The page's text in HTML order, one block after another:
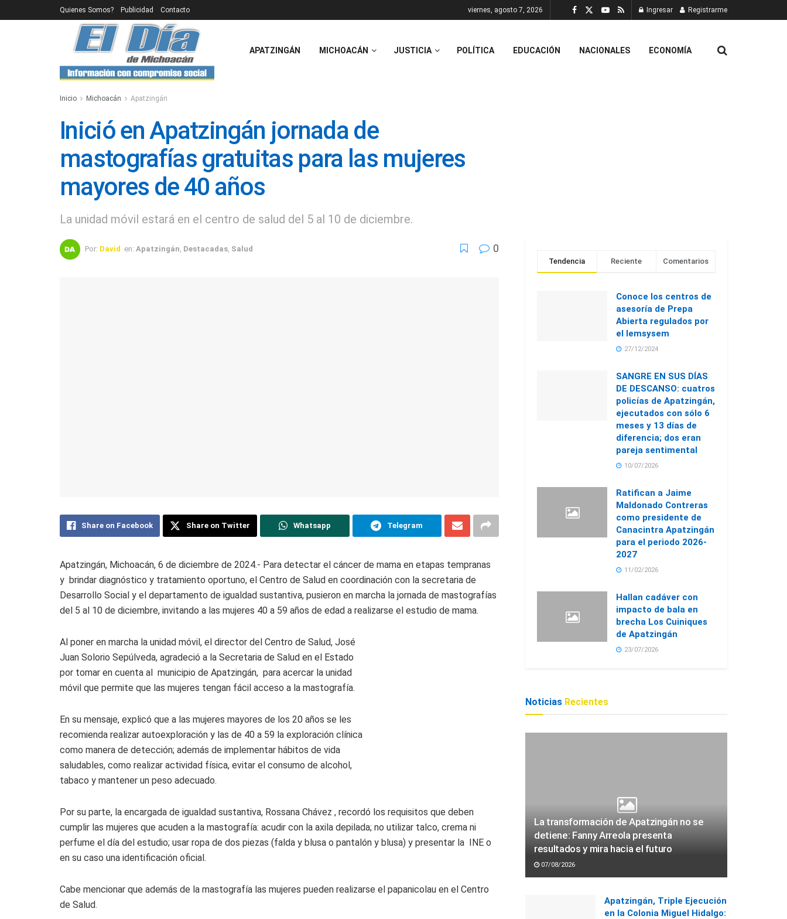
Quienes Somos? Publicidad Contacto viernes, agosto 7, 2026 Ingresar Registrarme
APATZINGÁN MICHOACÁN JUSTICIA POLÍTICA EDUCACIÓN NACIONALES ECONOMÍA
Inicio Michoacán Apatzingán
Inició en Apatzingán jornada de
mastografías gratuitas para las mujeres
mayores de 40 años
La unidad móvil estará en el centro de salud del 5 al 10 de diciembre.
Por: David en: Apatzingán Destacadas Salud 0
Share on Facebook Share on Twitter Whatsapp Telegram
Apatzingán, Michoacán, 6 de diciembre de 2024.- Para detectar el cáncer de mama en etapas tempranas
y brindar diagnóstico y tratamiento oportuno, el Centro de Salud en coordinación con la secretaria de
Desarrollo Social y el departamento de igualdad sustantiva, pusieron en marcha la jornada de mastografías
del 5 al 10 de diciembre, invitando a las mujeres 40 a 59 años de edad a realizarse el estudio de mama.
Al poner en marcha la unidad móvil, el director del Centro de Salud, José
Juan Solorio Sepúlveda, agradeció a la Secretaria de Salud en el Estado
por tomar en cuenta al municipio de Apatzingán, para acercar la unidad
móvil que permite que las mujeres tengan fácil acceso a la mastografía.
En su mensaje, explicó que a las mujeres mayores de los 20 años se les
recomienda realizar autoexploración y las de 40 a 59 la exploración clínica
como manera de detección; además de implementar hábitos de vida
saludables, como realizar actividad física, evitar el consumo de alcohol,
tabaco y mantener un peso adecuado.
Por su parte, la encargada de igualdad sustantiva, Rossana Chávez , recordó los requisitos que deben
cumplir las mujeres que acuden a la mastografía: acudir con la axila depilada; no utilizar talco, crema ni
perfume el día del estudio; usar ropa de dos piezas (falda y blusa o pantalón y blusa) y presentar la INE o
en su caso una identificación oficial.
Cabe mencionar que además de la mastografía las mujeres pueden realizarse el papanicolau en el Centro
de Salud.
Tendencia Reciente Comentarios
Conoce los centros de
asesoría de Prepa
Abierta regulados por
el Iemsysem
27/12/2024
SANGRE EN SUS DÍAS
DE DESCANSO: cuatros
policías de Apatzingán,
ejecutados con sólo 6
meses y 13 días de
diferencia; dos eran
pareja sentimental
10/07/2026
Ratifican a Jaime
Maldonado Contreras
como presidente de
Canacintra Apatzingán
para el periodo 2026-
2027
11/02/2026
Hallan cadáver con
impacto de bala en
brecha Los Cuiniques
de Apatzingán
23/07/2026
Noticias Recientes
La transformación de Apatzingán no se
detiene: Fanny Arreola presenta
resultados y mira hacia el futuro
07/08/2026
Apatzingán, Triple Ejecución
en la Colonia Miguel Hidalgo: